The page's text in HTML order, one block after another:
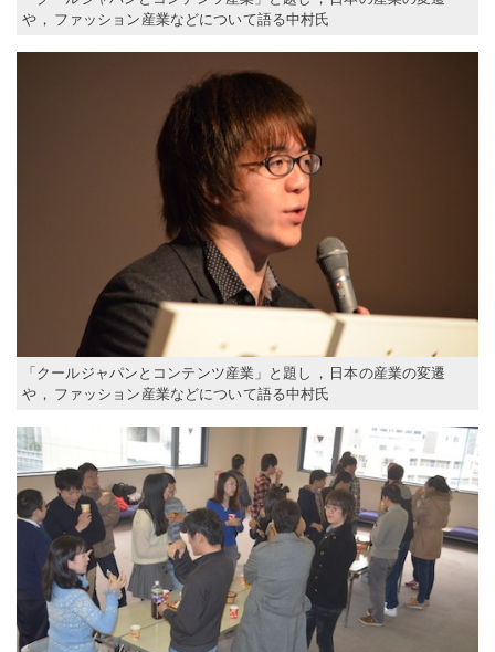
や ， ファッション産業などについて語る中村氏
「クールジャパンとコンテンツ産業」と題し ， 日本の産業の変遷
や ， ファッション産業などについて語る中村氏